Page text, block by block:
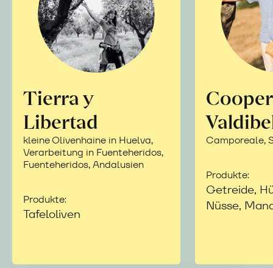
Tierra y
Libertad
kleine Olivenhaine in Huelva,
Verarbeitung in Fuenteheridos,
Fuenteheridos, Andalusien
Produkte:
Tafeloliven
Camporeale,
Produkte:
Getreide,
Nüsse,